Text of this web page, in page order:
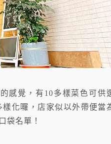
感覺，有10多樣菜色可供
化囉，店家似以外帶便當
袋名單！